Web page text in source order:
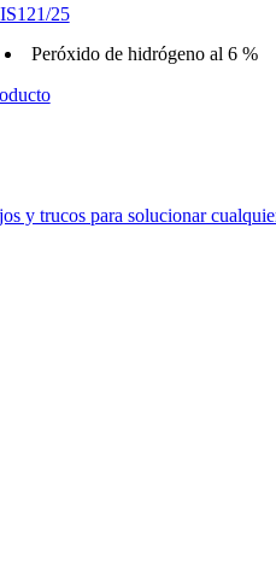
25
Peróxido de hidrógeno al 6 %
y trucos para solucionar